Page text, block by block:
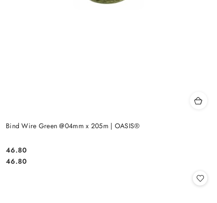
Bind Wire Green @04mm x 205m | OASIS®
Cena:
46.80
Cena:
46.80